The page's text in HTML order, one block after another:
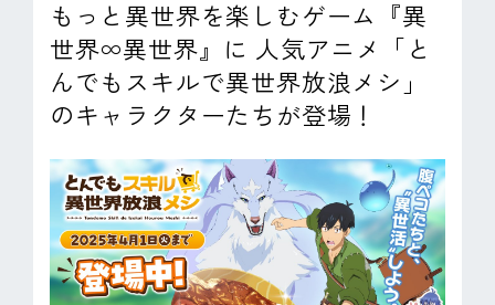
IR情報
採用情報
サステナビリティ
ピンマーク
もっと異世界を楽しむゲーム『異
世界∞異世界』に 人気アニメ「と
んでもスキルで異世界放浪メシ」
のキャラクターたちが登場！